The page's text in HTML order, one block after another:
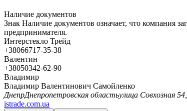
Наличие документов
Знак Наличие документов означает, что компания
предпринимателя.
Интерстекло Трейд
+38066717-35-38
Валентин
+38050342-62-90
Владимир
Владимир Валентинович Самойленко
ДнепрДнепропетровская областьулица Совхозная
istrade.com.ua